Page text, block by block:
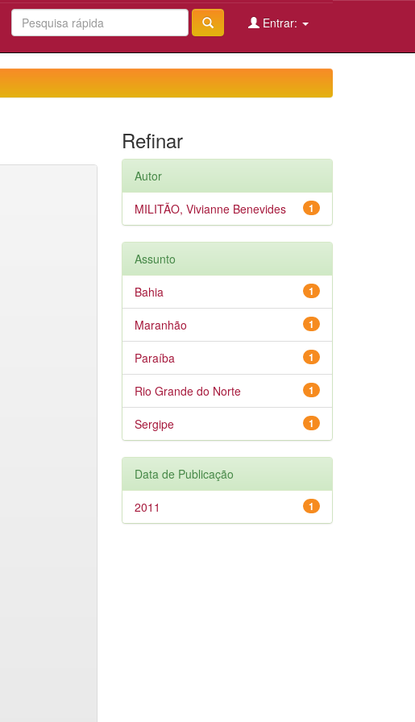
Entrar:
Refinar
Autor
1
MILITÃO, Vivianne Benevides
Assunto
1
Bahia
1
Maranhão
1
Paraíba
1
Rio Grande do Norte
1
Sergipe
Data de Publicação
1
2011